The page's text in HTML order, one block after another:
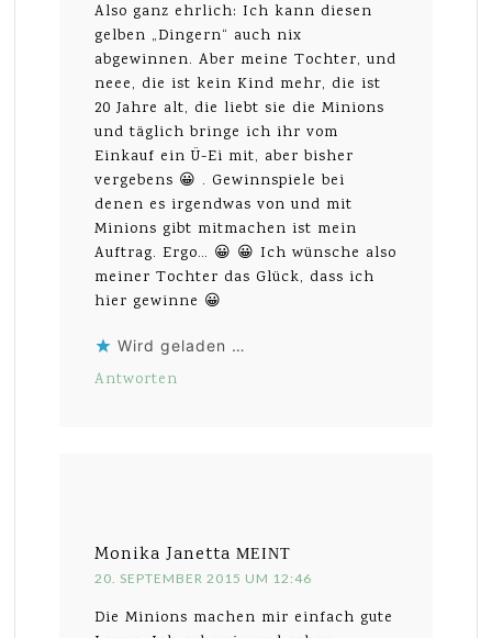
Also ganz ehrlich: Ich kann diesen
gelben „Dingern“ auch nix
abgewinnen. Aber meine Tochter, und
neee, die ist kein Kind mehr, die ist
20 Jahre alt, die liebt sie die Minions
und täglich bringe ich ihr vom
Einkauf ein Ü-Ei mit, aber bisher
vergebens 😀 . Gewinnspiele bei
denen es irgendwas von und mit
Minions gibt mitmachen ist mein
Auftrag. Ergo… 😀 😀 Ich wünsche also
meiner Tochter das Glück, dass ich
hier gewinne 😀
Wird geladen …
Antworten
Monika Janetta MEINT
20. SEPTEMBER 2015 UM 12:46
Die Minions machen mir einfach gute